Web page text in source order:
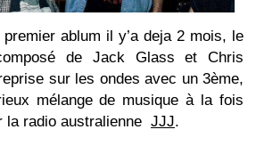
ablum il y’a deja 2 mois, le
de Jack Glass et Chris
sur les ondes avec un 3ème,
mélange de musique à la fois
la radio australienne JJJ.